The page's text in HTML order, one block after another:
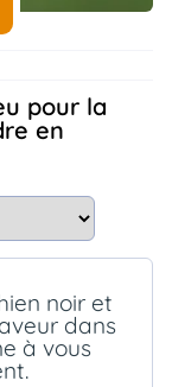
en
noir et
dans
à vous